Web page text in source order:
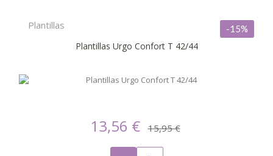
Plantillas
Plantillas Urgo Confort T 42/44
-15%
13,56 € 15,95 €